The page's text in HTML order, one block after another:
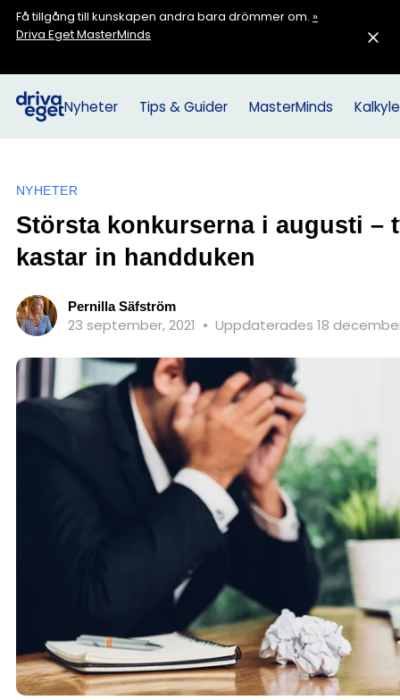
Få tillgång till kunskapen andra bara drömmer om. »
Driva Eget MasterMinds
Nyheter Tips & Guider MasterMinds
NYHETER
Största konkurserna i augusti –
kastar in handduken
Pernilla Säfström
23 september, 2021 • Uppdaterades 18